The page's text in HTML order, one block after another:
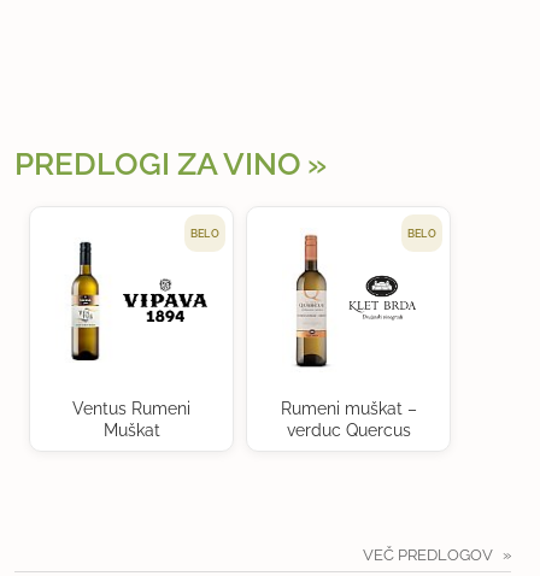
PREDLOGI ZA VINO
BELO
Ventus Rumeni
Muškat
BELO
Rumeni muškat –
verduc Quercus
VEČ PREDLOGOV